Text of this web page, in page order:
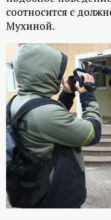
а
л
соотносится с
Мухиной.